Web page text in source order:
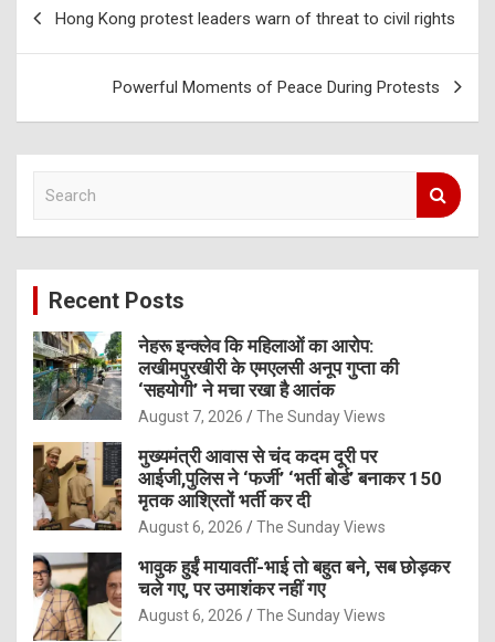
navigation
Hong Kong protest leaders warn of threat to civil rights
Powerful Moments of Peace During Protests
c
Recent Posts
नेहरू इन्क्लेव कि महिलाओं का आरोप:
लखीमपुरखीरी के एमएलसी अनूप गुप्ता की
‘सहयोगी’ ने मचा रखा है आतंक
August 7, 2026 The Sunday Views
मुख्यमंत्री आवास से चंद कदम दूरी पर
आईजी,पुलिस ने ‘फर्जी’ ‘भर्ती बोर्ड’ बनाकर 150
मृतक आश्रितों भर्ती कर दी
August 6, 2026 The Sunday Views
भावुक हुईं मायावतीं-भाई तो बहुत बने, सब छोड़कर
चले गए, पर उमाशंकर नहीं गए
August 6, 2026 The Sunday Views